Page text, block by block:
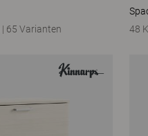
| 65 Varianten
48